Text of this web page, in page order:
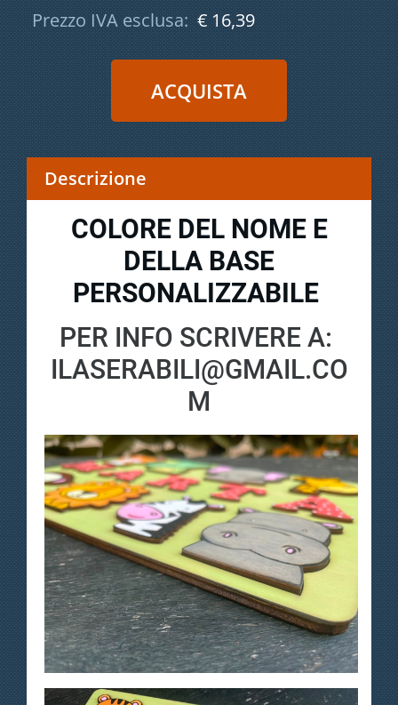
Prezzo IVA esclusa: € 16,39
Descrizione
COLORE DEL NOME E
DELLA BASE
PERSONALIZZABILE
PER INFO SCRIVERE A:
ILASERABILI@GMAIL.CO
M